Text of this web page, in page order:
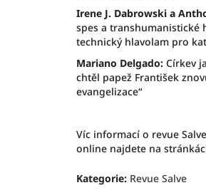
Irene J. Dabrowski a
spes a transhumanistické
technický hlavolam pro
Mariano Delgado: Církev
chtěl papež František
evangelizace“
Víc informací o revue
online najdete na
Kategorie: Revue Salve